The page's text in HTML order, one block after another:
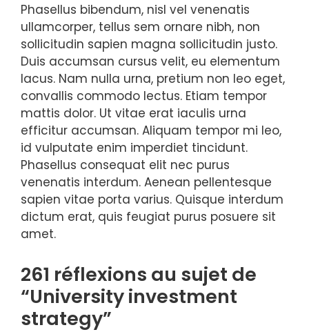
Phasellus bibendum, nisl vel venenatis
ullamcorper, tellus sem ornare nibh, non
sollicitudin sapien magna sollicitudin justo.
Duis accumsan cursus velit, eu elementum
lacus. Nam nulla urna, pretium non leo eget,
convallis commodo lectus. Etiam tempor
mattis dolor. Ut vitae erat iaculis urna
efficitur accumsan. Aliquam tempor mi leo,
id vulputate enim imperdiet tincidunt.
Phasellus consequat elit nec purus
venenatis interdum. Aenean pellentesque
sapien vitae porta varius. Quisque interdum
dictum erat, quis feugiat purus posuere sit
amet.
261 réflexions au sujet de
“University investment
strategy”